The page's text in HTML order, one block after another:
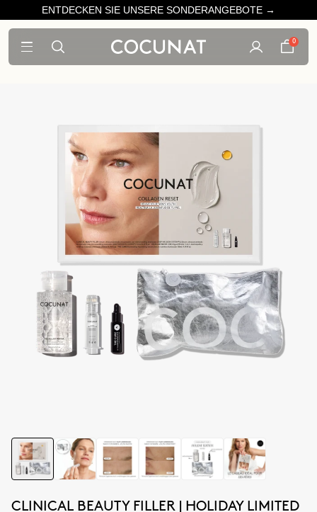
ENTDECKEN SIE UNSERE SONDERANGEBOTE →
0
CLINICAL BEAUTY FILLER | HOLIDAY LIMITED